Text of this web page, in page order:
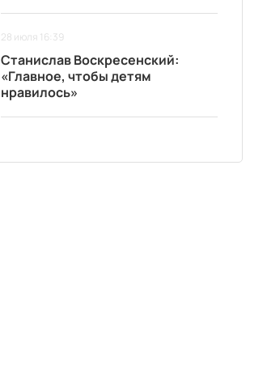
28 июля 16:39
Станислав Воскресенский:
«Главное, чтобы детям
нравилось»